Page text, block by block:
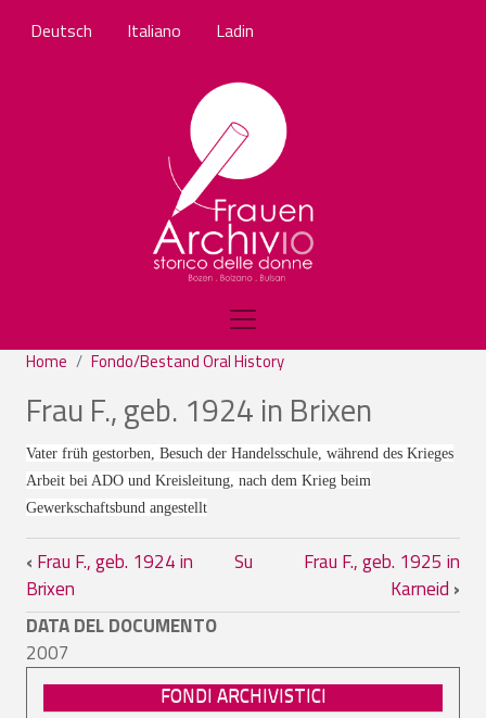
Deutsch Italiano Ladin
Home Fondo/Bestand Oral History
Frau F., geb. 1924 in Brixen
Vater früh gestorben, Besuch der Handelsschule, während des Krieges
Arbeit bei ADO und Kreisleitung, nach dem Krieg beim
Gewerkschaftsbund angestellt
Link di attraversamento del book per
‹ Frau F., geb. 1924 in
Brixen
Su
Frau F., geb. 1925 in
Karneid ›
DATA DEL DOCUMENTO
2007
FONDI ARCHIVISTICI